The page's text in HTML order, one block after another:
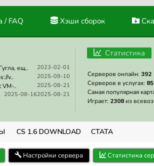
/ FAQ Хэши сборок
2023-02-01
ещ..
2025-09-10
v..
2025-08-21
VM-..
2025-08-21
2025-08-16
Статистика
Серверов онлайн: 392
Серверов в услугах: 85
Самая популярная
Играет: 2308 из
CS 1.6 DOWNLOAD СТАТА
Настройки сервера Статистика